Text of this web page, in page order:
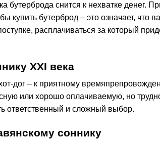
бутерброда снится к нехватке денег.
купить бутерброд – это означает, что
расплачиваться за который
ХХІ века
дог – к приятному
или хорошо оплачиваемую, но
ответственный и сложный выбор.
соннику